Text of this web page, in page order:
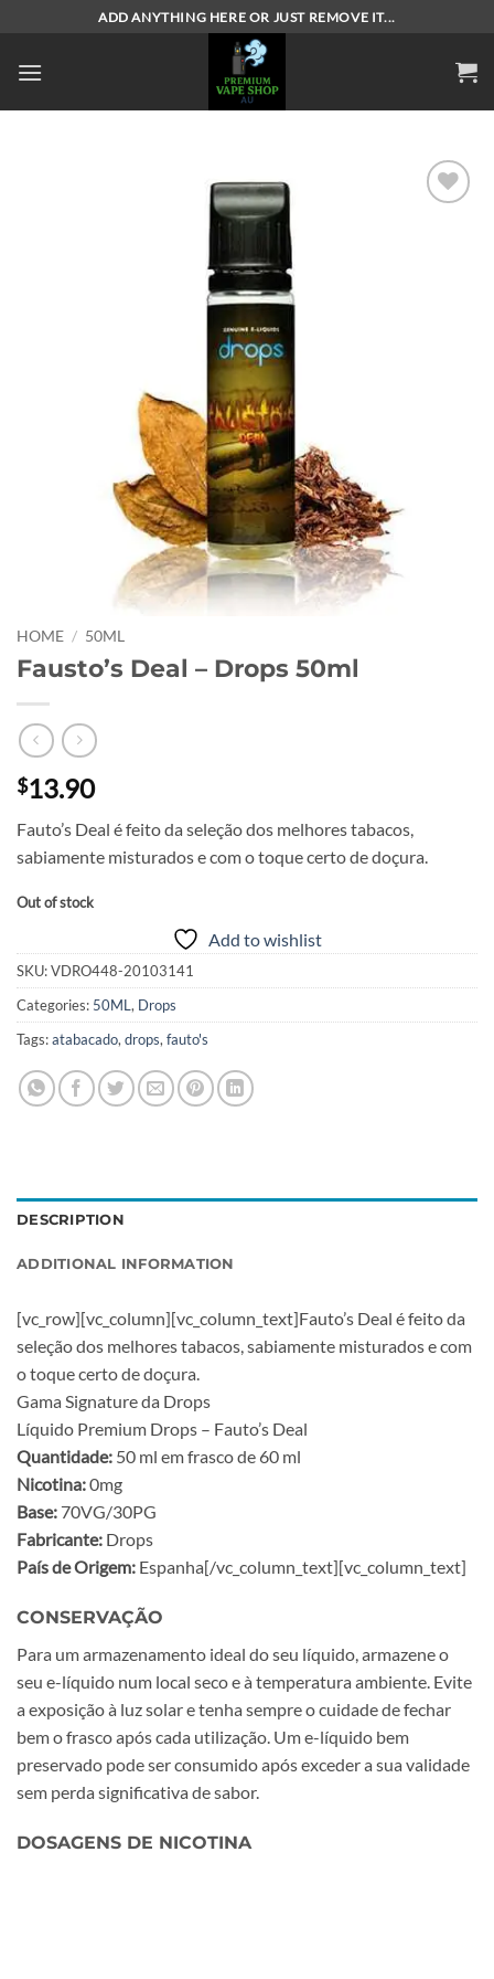
content
ADD ANYTHING HERE OR JUST REMOVE IT...
HOME / 50ML
Fausto’s Deal – Drops 50ml
$13.90
Fauto’s Deal é feito da seleção dos melhores tabacos,
sabiamente misturados e com o toque certo de doçura.
Out of stock
Add to wishlist
SKU:VDRO448-20103141
Categories: 50ML , Drops
Tags:atabacado, drops, fauto's
DESCRIPTION
ADDITIONAL INFORMATION
[vc_row][vc_column][vc_column_text]Fauto’s Deal é feito da
seleção dos melhores tabacos, sabiamente misturados e com
o toque certo de doçura.
Gama Signature da Drops
Líquido Premium Drops – Fauto’s Deal
Quantidade: 50 ml em frasco de 60 ml
Nicotina:0mg
Base: 70VG/30PG
Fabricante: Drops
País de Origem: Espanha[/vc_column_text][vc_column_text]
CONSERVAÇÃO
Para um armazenamento ideal do seu líquido, armazene o
seu e-líquido num local seco e à temperatura ambiente. Evite
a exposição à luz solar e tenha sempre o cuidade de fechar
bem o frasco após cada utilização. Um e-líquido bem
preservado pode ser consumido após exceder a sua validade
sem perda significativa de sabor.
DOSAGENS DE NICOTINA